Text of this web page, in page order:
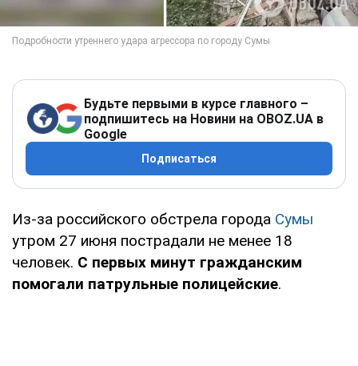
Будьте первыми в курсе главного –
подпишитесь на Новини на OBOZ.UA в
Google
Подписаться
Из-за российского обстрела города Сумы
утром 27 июня пострадали не менее 18
человек. С первых минут гражданским
помогали патрульные полицейские.